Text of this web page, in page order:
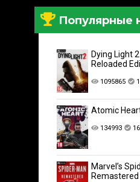
Популярные
Dying Light
Reloaded
1095865
Atomic
134993
Marvel’s
Remastered